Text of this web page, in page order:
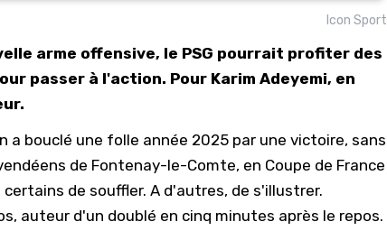
Icon Sport
arme offensive, le PSG pourrait profiter des
passer à l'action. Pour Karim Adeyemi, en
a bouclé une folle année 2025 par une victoire, sans
de Fontenay-le-Comte, en Coupe de France
de souffler. A d'autres, de s'illustrer.
auteur d'un doublé en cinq minutes après le repos.